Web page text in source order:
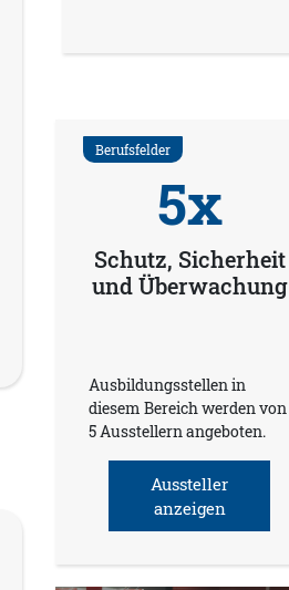
Berufsfelder
5x
Schutz, Sicherheit
und Überwachung
Ausbildungsstellen in
diesem Bereich werden von
5 Ausstellern angeboten.
Aussteller
anzeigen